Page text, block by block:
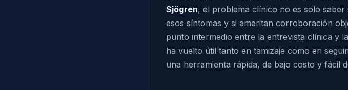
Sjögren, el problema clínico no es solo saber
esos síntomas y si ameritan corroboración
punto intermedio entre la entrevista clínica y
ha vuelto útil tanto en tamizaje como en
una herramienta rápida, de bajo costo y fácil